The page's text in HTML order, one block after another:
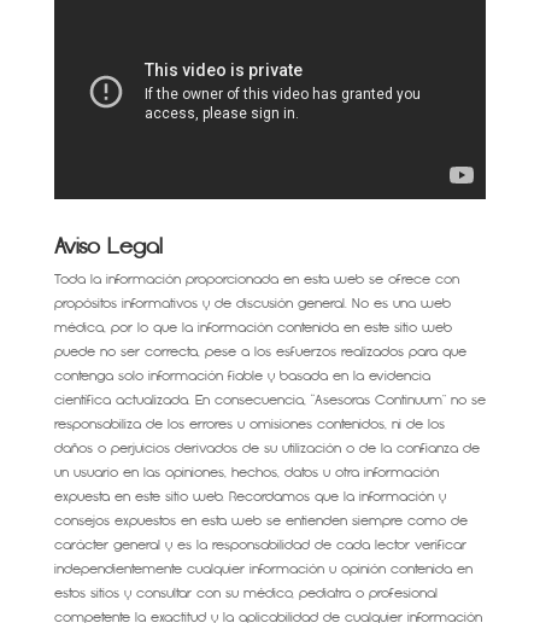
Aviso Legal
Toda la información proporcionada en esta web se ofrece con
propósitos informativos y de discusión general. No es una web
médica, por lo que la información contenida en este sitio web
puede no ser correcta, pese a los esfuerzos realizados para que
contenga solo información fiable y basada en la evidencia
científica actualizada. En consecuencia, “Asesoras Continuum” no se
responsabiliza de los errores u omisiones contenidos, ni de los
daños o perjuicios derivados de su utilización o de la confianza de
un usuario en las opiniones, hechos, datos u otra información
expuesta en este sitio web. Recordamos que la información y
consejos expuestos en esta web se entienden siempre como de
carácter general y es la responsabilidad de cada lector verificar
independientemente cualquier información u opinión contenida en
estos sitios y consultar con su médico, pediatra o profesional
competente la exactitud y la aplicabilidad de cualquier información